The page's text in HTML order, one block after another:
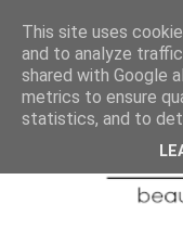
This site uses
and to analyze
shared with Google
metrics to ensure
statistics, and to